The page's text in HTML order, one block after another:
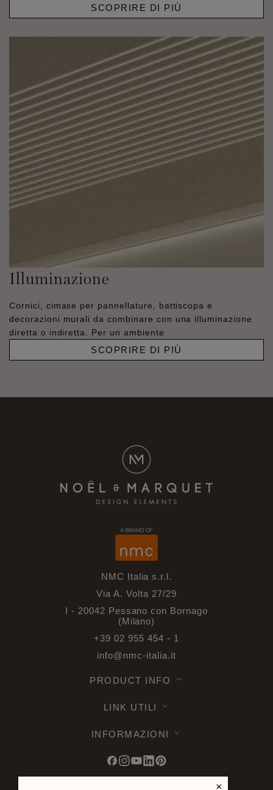
SCOPRIRE DI PIÙ
Illuminazione
Cornici, cimase per pannellature, battiscopa e
decorazioni murali da combinare con una illuminazione
diretta o indiretta. Per un ambiente
SCOPRIRE DI PIÙ
NMC Italia s.r.l.
Via A. Volta 27/29
I - 20042 Pessano con Bornago
(Milano)
+39 02 955 454 - 1
info@nmc-italia.it
PRODUCT INFO
LINK UTILI
INFORMAZIONI
×